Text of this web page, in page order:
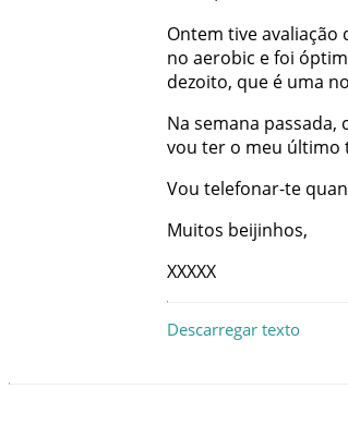
Ontem tiveavaliação
no aerobic efoi
dezoito, que é uma
Na semana passada,
vou ter o meu último
Vou telefonar-te
Muitos beijinhos,
XXXXX
Descarregar texto